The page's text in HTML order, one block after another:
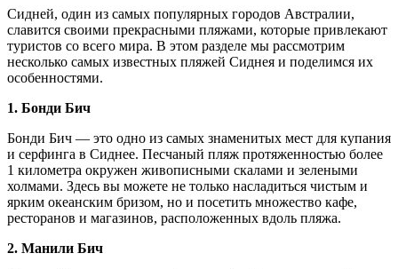
Сидней, один из самых популярных городов Австралии,
славится своими прекрасными пляжами, которые привлекают
туристов со всего мира. В этом разделе мы рассмотрим
несколько самых известных пляжей Сиднея и поделимся их
особенностями.
1. Бонди Бич
Бонди Бич — это одно из самых знаменитых мест для купания
и серфинга в Сиднее. Песчаный пляж протяженностью более
1 километра окружен живописными скалами и зелеными
холмами. Здесь вы можете не только насладиться чистым и
ярким океанским бризом, но и посетить множество кафе,
ресторанов и магазинов, расположенных вдоль пляжа.
2. Манили Бич